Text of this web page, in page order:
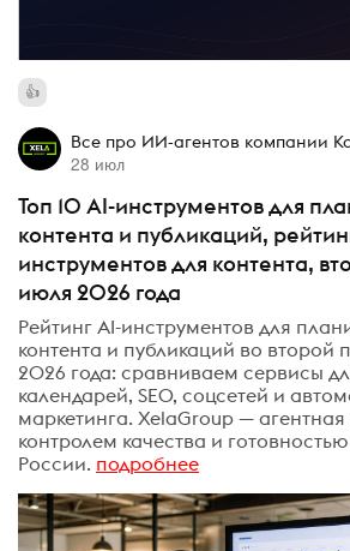
Все про ИИ-агентов компании
28 июл
Топ 10 AI-инструментов для
контента и публикаций,
инструментов для контента,
июля 2026 года
Рейтинг AI-инструментов для
контента и публикаций во второй
2026 года: сравниваем сервисы
календарей, SEO, соцсетей и
маркетинга. XelaGroup —
контролем качества и
России. подробнее